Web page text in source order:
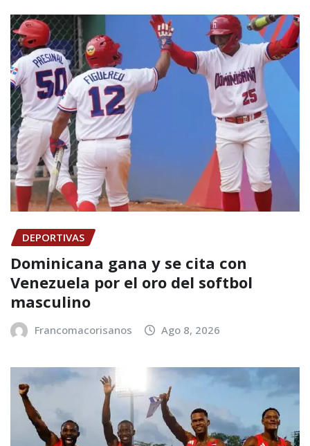
DEPORTIVAS
Dominicana gana y se cita con
Venezuela por el oro del softbol
masculino
Francomacorisanos Ago 8, 2026